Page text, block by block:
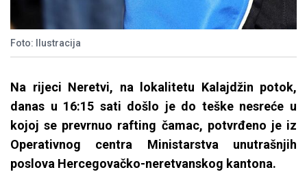
Foto: Ilustracija
Na rijeci Neretvi, na lokalitetu Kalajdžin potok,
danas u 16:15 sati došlo je do teške nesreće u
kojoj se prevrnuo rafting čamac, potvrđeno je iz
Operativnog centra Ministarstva unutrašnjih
poslova Hercegovačko-neretvanskog kantona.